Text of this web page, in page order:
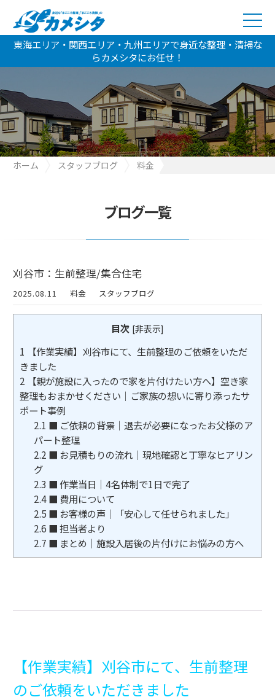
東海エリア・関西エリア・九州エリアで身近な整理・清掃な
らカメシタにお任せ！
ホーム スタッフブログ
料金
ブログ一覧
刈谷市：生前整理/集合住宅
2025.08.11 料金 スタッフブログ
目次 [非表示]
1 【作業実績】刈谷市にて、生前整理のご依頼をいただ
きました
2 【親が施設に入ったので家を片付けたい方へ】空き家
整理もおまかせください｜ご家族の想いに寄り添ったサ
ポート事例
2.1 ■ ご依頼の背景｜退去が必要になったお父様のア
パート整理
2.2 ■ お見積もりの流れ｜現地確認と丁寧なヒアリン
グ
2.3 ■ 作業当日｜4名体制で1日で完了
2.4■ 費用について
2.5 ■ お客様の声｜「安心して任せられました」
2.6 ■ 担当者より
2.7 ■ まとめ｜施設入居後の片付けにお悩みの方へ
【作業実績】刈谷市にて、生前整理
のご依頼をいただきました